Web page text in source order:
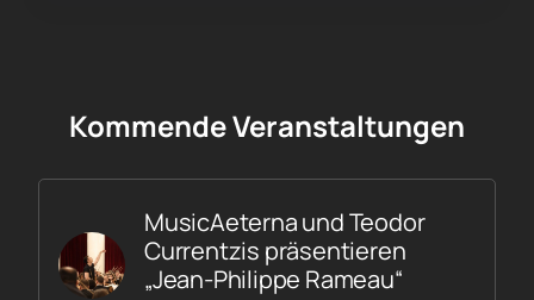
Kommende Veranstaltungen
MusicAeterna und Teodor
Currentzis präsentieren
„Jean-Philippe Rameau“